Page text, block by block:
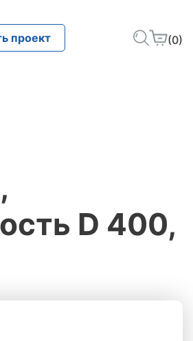
проект (0)
D 400,